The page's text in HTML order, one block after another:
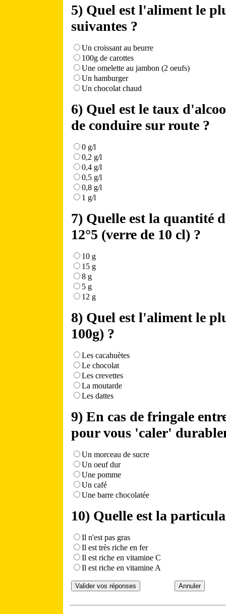
5) Quel est l'aliment le
suivantes ?
Un croissant au beurre
100g de carottes
Une omelette au jambon (2 oeufs)
Un hamburger
Un chocolat chaud
6) Quel est le taux
de conduire sur route ?
0 g/l
0,2 g/l
0,4 g/l
0,5 g/l
0,8 g/l
1 g/l
7) Quelle est la quantité
12°5 (verre de 10 cl) ?
10 g
15 g
8 g
5 g
12 g
8) Quel est l'aliment le
100g) ?
Les cacahuètes
Le chocolat
Les crevettes
La moutarde
Les dattes
9) En cas de fringale
pour vous 'caler'
Un morceau de sucre
Un oeuf dur
Une pomme
Un café
Une barre chocolatée
10) Quelle est la
Il n'est pas gras
Il est très riche en fer
Il est riche en vitamine C
Il est riche en vitamine A